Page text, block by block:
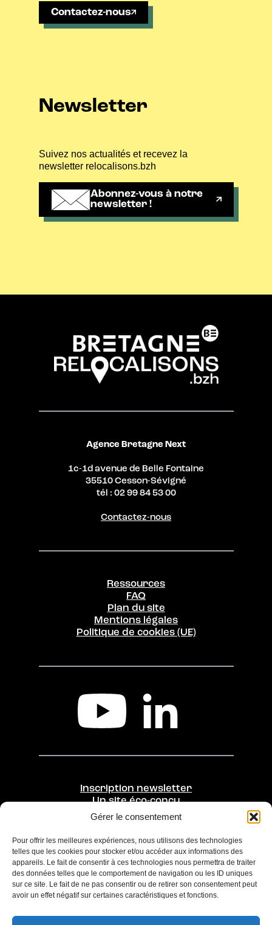
Gérer le consentement
Pour offrir les meilleures expériences, nous utilisons des technologies
telles que les cookies pour stocker et/ou accéder aux informations des
appareils. Le fait de consentir à ces technologies nous permettra de traiter
des données telles que le comportement de navigation ou les ID uniques
sur ce site. Le fait de ne pas consentir ou de retirer son consentement peut
avoir un effet négatif sur certaines caractéristiques et fonctions.
Newsletter
Suivez nos actualités et recevez la
newsletter relocalisons.bzh
Contactez-nous
Abonnez-vous à notre
newsletter !
Agence Bretagne Next
1c-1d avenue de Belle Fontaine
35510 Cesson-Sévigné
tél : 02 99 84 53 00
Contactez-nous
Ressources
FAQ
Plan du site
Mentions légales
Politique de cookies (UE)
Inscription newsletter
Un site éco-conçu
Une initiative de Opérée par